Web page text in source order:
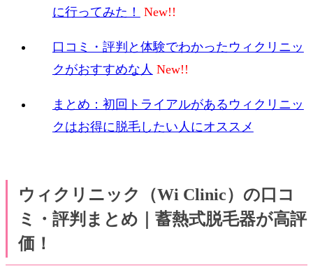
に行ってみた！
口コミ・評判と体験でわかったウィクリニッ
クがおすすめな人
まとめ：初回トライアルがあるウィクリニッ
クはお得に脱毛したい人にオススメ
ウィクリニック（Wi Clinic）の口コ
ミ・評判まとめ｜蓄熱式脱毛器が高評
価！